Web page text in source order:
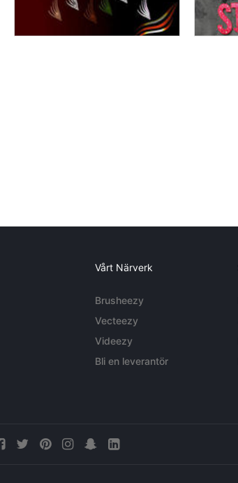
Vårt Närverk
Brusheezy
Vecteezy
Videezy
Bli en leverantör